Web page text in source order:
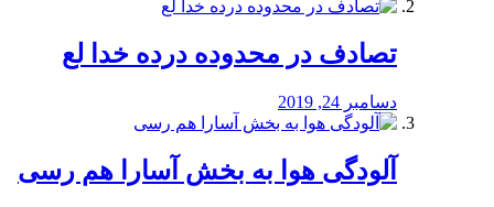
تصادف در محدوده درده خدا لع
دسامبر 24, 2019
آلودگی هوا به بخش آسارا هم رسی